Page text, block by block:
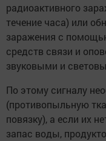
радиоактивного
течение часа) или
заражения с
средств связи и
звуковыми и
По этому сигналу
(противопыльную
повязку), а если их
запас воды,